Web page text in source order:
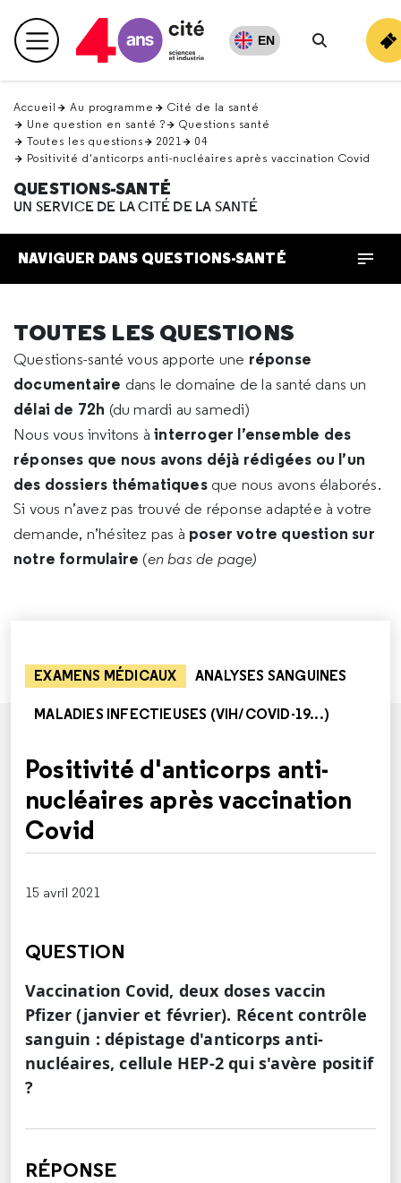
en
haut Menu principal EN
Rechercher
Accueil Au programme
Cité de la santé
Une question en santé ?
Questions santé
Toutes les questions
2021
04
Positivité d'anticorps anti-nucléaires après vaccination Covid
QUESTIONS-SANTÉ
UN SERVICE DE LA CITÉ DE LA SANTÉ
NAVIGUER DANS QUESTIONS-SANTÉ
TOUTES LES QUESTIONS
Questions-santé vous apporte une réponse
documentaire dans le domaine de la santé dans un
délai de 72h (du mardi au samedi)
Nous vous invitons àinterroger l’ensemble des
réponses que nous avons déjà rédigées ou l’un
des dossiers thématiques que nous avons élaborés.
Si vous n’avez pas trouvé de réponse adaptée à votre
demande, n’hésitez pas à poser votre question sur
notre formulaire (en bas de page)
EXAMENS MÉDICAUX ANALYSES SANGUINES
MALADIES INFECTIEUSES (VIH/COVID-19...)
Positivité d'anticorps anti-
nucléaires après vaccination
Covid
15 avril 2021
QUESTION
Vaccination Covid, deux doses vaccin
Pfizer (janvier et février). Récent contrôle
sanguin : dépistage d'anticorps anti-
nucléaires, cellule HEP-2 qui s'avère positif
?
RÉPONSE